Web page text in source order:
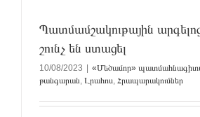
Պատմամշակութային
շունչ են ստացել
10/08/2023
«Մեծամոր»
թանգարան, Լրահոս, Հրապարակումներ